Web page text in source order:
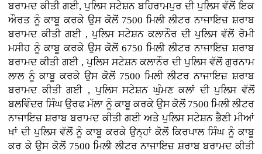
ਬਰਾਮਦ ਕੀਤੀ ਗਈ, ਪੁਲਿਸ ਸਟੇਸ਼ਨ ਬਹਿਰਾਮਪੁਰ ਦੀ ਪੁਲਿਸ ਵੱਲੋਂ ਇਕ
ਔਰਤ ਨੂੰ ਕਾਬੂ ਕਰਕੇ ਉਸ ਕੋਲੋਂ 7500 ਮਿਲੀ ਲੀਟਰ ਨਾਜਾਇਜ਼ ਸ਼ਰਾਬ
ਬਰਾਮਦ ਕੀਤੀ ਗਈ , ਪੁਲਿਸ ਸਟੇਸ਼ਨ ਕਲਾਨੌਰ ਦੀ ਪੁਲਿਸ ਵੱਲੋਂ ਰੋਮੀ
ਮਸੀਹ ਨੂੰ ਕਾਬੂ ਕਰਕੇ ਉਸ ਕੋਲੋਂ 6750 ਮਿਲੀ ਲੀਟਰ ਨਾਜਾਇਜ਼ ਸ਼ਰਾਬ
ਬਰਾਮਦ ਕੀਤੀ ਗਈ , ਪੁਲਿਸ ਸਟੇਸ਼ਨ ਕਲਾਨੌਰ ਦੀ ਪੁਲਿਸ ਵੱਲੋਂ ਗੁਰਨਾਮ
ਲਾਲ ਨੂੰ ਕਾਬੂ ਕਰਕੇ ਉਸ ਕੋਲੋਂ 7500 ਮਿਲੀ ਲੀਟਰ ਨਾਜਾਇਜ਼ ਸ਼ਰਾਬ
ਬਰਾਮਦ ਕੀਤੀ ਗਈ , ਪੁਲਿਸ ਸਟੇਸ਼ਨ ਘੁੰਮਣ ਕਲਾਂ ਦੀ ਪੁਲਿਸ ਵੱਲੋਂ
ਬਲਵਿੰਦਰ ਸਿੰਘ ਉਰਫ ਮੱਲਾ ਨੂੰ ਕਾਬੂ ਕਰਕੇ ਉਸ ਕੋਲੋਂ 7500 ਮਿਲੀ ਲੀਟਰ
ਨਾਜਾਇਜ਼ ਸ਼ਰਾਬ ਬਰਾਮਦ ਕੀਤੀ ਗਈ ਅਤੇ ਪੁਲਿਸ ਸਟੇਸ਼ਨ ਭੈਣੀ ਮੀਆਂ
ਖਾਂ ਦੀ ਪੁਲਿਸ ਵੱਲੋਂ ਨੂੰ ਕਾਬੂ ਕਰਕੇ ਉਨ੍ਹਾਂ ਕੋਲੋਂ ਕਿਰਪਾਲ ਸਿੰਘ ਨੂੰ ਕਾਬੂ
ਕਰ ਕੇ ਉਸ ਕੋਲੋਂ 7500 ਮਿਲੀ ਲੀਟਰ ਨਾਜਾਇਜ਼ ਸ਼ਰਾਬ ਬਰਾਮਦ ਕੀਤੀ